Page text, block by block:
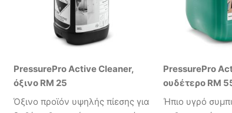
PressurePro Active Cleaner,
όξινο RM 25
Όξινο προϊόν υψηλής πίεσης για
PressurePro
ουδέτερο RM
Ήπιο υγρό